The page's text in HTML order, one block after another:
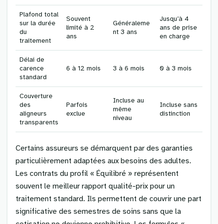
Plafond total
sur la durée
du
traitement
Souvent
limité à 2
ans
Généraleme
nt 3 ans
Jusqu’à 4
ans de prise
en charge
Délai de
carence
standard
6 à 12 mois 3 à 6 mois 0 à 3 mois
Couverture
des
aligneurs
transparents
Parfois
exclue
Incluse au
même
niveau
Incluse sans
distinction
Certains assureurs se démarquent par des garanties
particulièrement adaptées aux besoins des adultes.
Les contrats du profil « Équilibré » représentent
souvent le meilleur rapport qualité-prix pour un
traitement standard. Ils permettent de couvrir une part
significative des semestres de soins sans que la